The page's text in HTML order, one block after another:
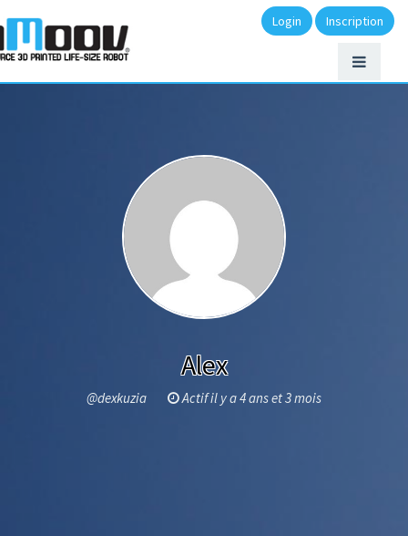
Login Inscription
Alex
@dexkuzia Actif il y a 4 ans et 3 mois